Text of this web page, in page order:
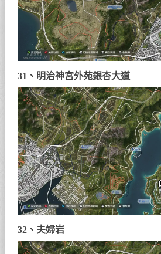
31、明治神宮外苑銀杏大道
32、夫婦岩